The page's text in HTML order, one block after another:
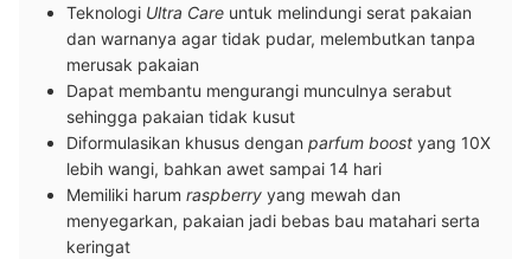
Teknologi Ultra Care untuk melindungi serat pakaian
dan warnanya agar tidak pudar, melembutkan tanpa
merusak pakaian
Dapat membantu mengurangi munculnya serabut
sehingga pakaian tidak kusut
Diformulasikan khusus dengan parfum boost yang 10X
lebih wangi, bahkan awet sampai 14 hari
Memiliki harum raspberry yang mewah dan
menyegarkan, pakaian jadi bebas bau matahari serta
keringat